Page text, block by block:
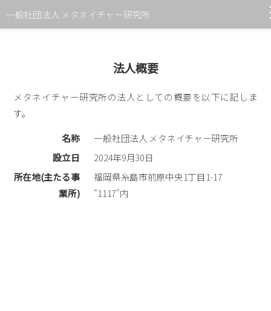
一般社団法人 メタネイチャー研究所
法人概要
メタネイチャー研究所の法人としての概要を以下に記しま
す。
名称
一般社団法人 メタネイチャー研究所
設立日
2024年9月30日
所在地(主たる事
業所)
福岡県糸島市前原中央1丁目1-17
"1117"内